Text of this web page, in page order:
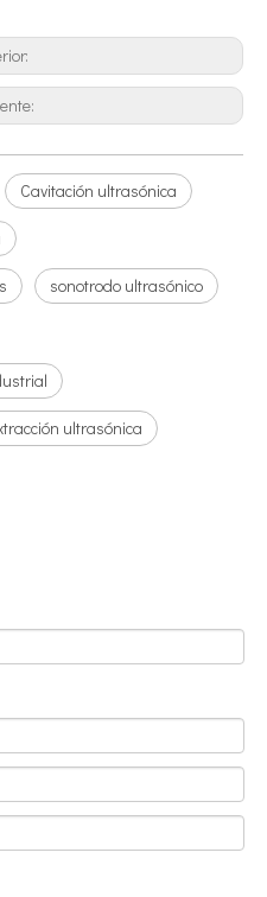
¿Qué es la tecnología de desgasificación de lodos de baterías ultrasónicas?
la extracción de antioxidantes y
la máquina de soldadura de
Cavitación ultrasónica
sonotrodo ultrasónico
ultrasónica